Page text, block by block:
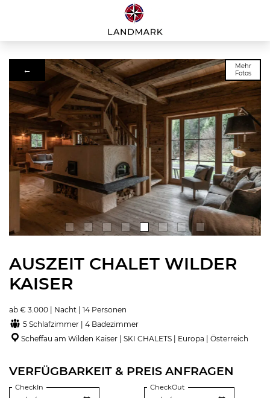
←
Mehr
Fotos
AUSZEIT CHALET WILDER
KAISER
ab € 3.000 | Nacht | 14 Personen
5 Schlafzimmer | 4 Badezimmer
Scheffau am Wilden Kaiser | SKI CHALETS | Europa | Österreich
VERFÜGBARKEIT & PREIS ANFRAGEN
CheckIn CheckOut